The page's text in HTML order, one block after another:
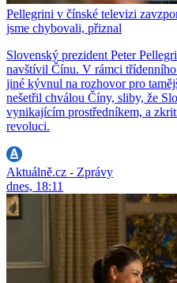
Pellegrini v čínské televizi
jsme chybovali, přiznal
Slovenský prezident Peter
navštívil Čínu. V rámci
jiné kývnul na rozhovor pro
nešetřil chválou Číny, sliby, že
vynikajícím prostředníkem, a
revoluci.
Aktuálně.cz - Zprávy
dnes, 18:11